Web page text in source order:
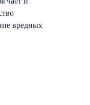
вредных